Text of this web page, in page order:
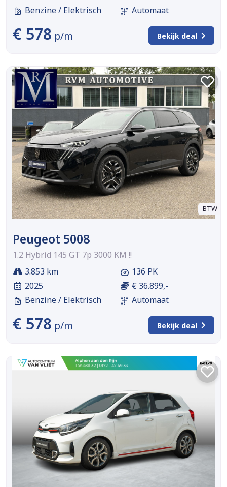
Benzine / Elektrisch
Automaat
€ 578 p/m Bekijk deal
BTW
Peugeot 5008
1.2 Hybrid 145 GT 7p 3000 KM !!
3.853 km
2025
Benzine / Elektrisch
136 PK
€ 36.899,-
Automaat
€ 578 p/m Bekijk deal